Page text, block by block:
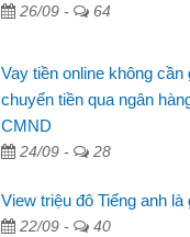
26/09 - 64
Vay tiền online không cần
chuyển tiền qua ngân
CMND
24/09 - 28
View triệu đô Tiếng anh là
22/09 - 40